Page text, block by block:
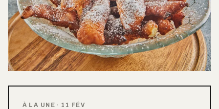
À LA UNE · 11 FÉV